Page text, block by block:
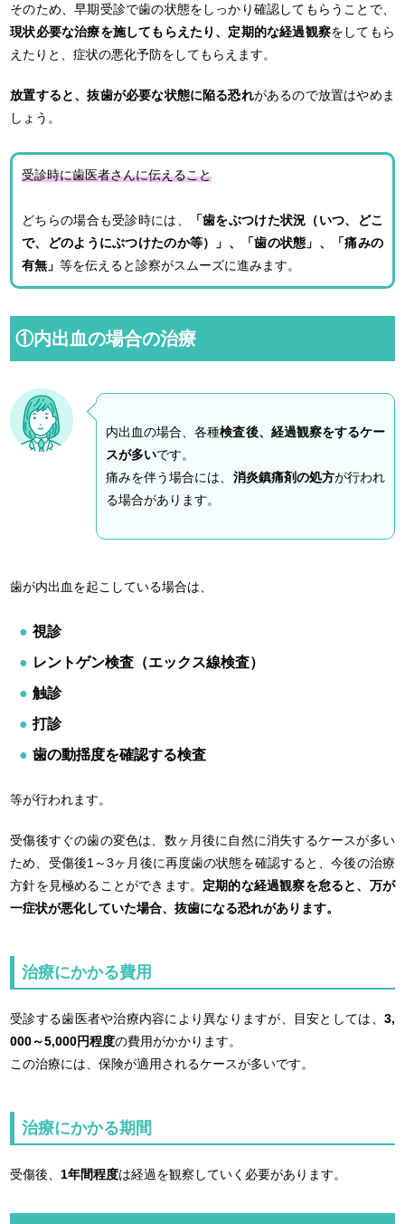
そのため、早期受診で歯の状態をしっかり確認してもらうことで、
現状必要な治療を施してもらえたり、定期的な経過観察をしてもら
えたりと、症状の悪化予防をしてもらえます。
放置すると、抜歯が必要な状態に陥る恐れがあるので放置はやめま
しょう。
受診時に歯医者さんに伝えること
どちらの場合も受診時には、
「歯をぶつけた状況（いつ、どこ
で、どのようにぶつけたのか等）」、「歯の状態」、「痛みの
有無」等を伝えると診察がスムーズに進みます。
①内出血の場合の治療
内出血の場合、各種検査後、経過観察をするケー
スが多いです。
痛みを伴う場合には、 消炎鎮痛剤の処方が行われ
る場合があります。
歯が内出血を起こしている場合は、
視診
レントゲン検査（エックス線検査）
触診
打診
歯の動揺度を確認する検査
等が行われます。
受傷後すぐの歯の変色は、数ヶ月後に自然に消失するケースが多い
ため、受傷後1～3ヶ月後に再度歯の状態を確認すると、今後の治療
方針を見極めることができます。 定期的な経過観察を怠ると、万が
一症状が悪化していた場合、抜歯になる恐れがあります。
治療にかかる費用
受診する歯医者や治療内容により異なりますが、目安としては、 3,
000～5,000円程度の費用がかかります。
この治療には、保険が適用されるケースが多いです。
治療にかかる期間
受傷後、 1年間程度は経過を観察していく必要があります。